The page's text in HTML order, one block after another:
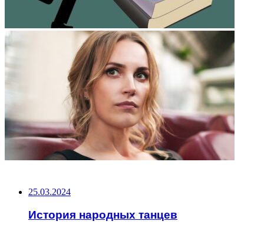
25.03.2024
История народных танцев